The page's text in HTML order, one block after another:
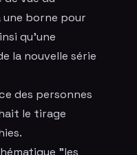
borne pour
qu'une
la nouvelle série
des personnes
le tirage
"les